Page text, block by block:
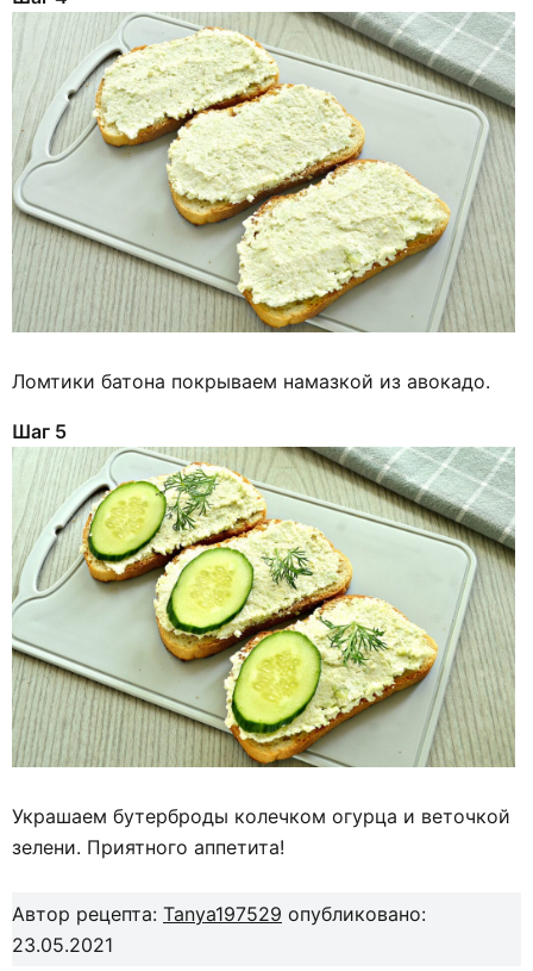
Ломтики батона покрываем намазкой из авокадо.
Шаг 5
Украшаем бутерброды колечком огурца и веточкой
зелени. Приятного аппетита!
Автор рецепта: Tanya197529 опубликовано:
23.05.2021